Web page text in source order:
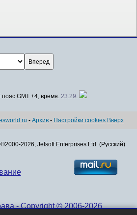
GMT +4, время: 23:29.
- Архив - Настройки cookies Вверх
2026, Jelsoft Enterprises Ltd. (Русский)
- Copyright © 2006-2026